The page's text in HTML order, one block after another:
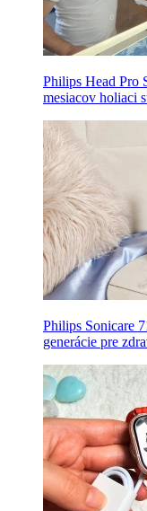
Philips Head Pro
mesiacov holiaci
Philips Sonicare
generácie pre